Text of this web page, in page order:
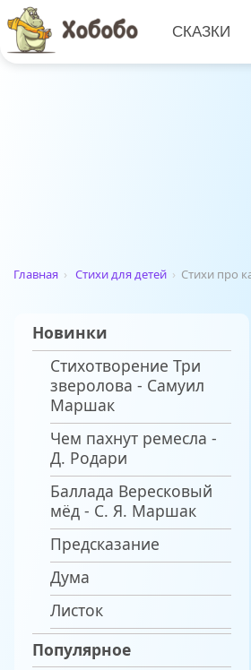
СКАЗКИ
Главная › Стихи для детей › Стихи про
Новинки
Стихотворение Три
зверолова - Самуил
Маршак
Чем пахнут ремесла -
Д. Родари
Баллада Вересковый
мёд - С. Я. Маршак
Предсказание
Дума
Листок
Популярное